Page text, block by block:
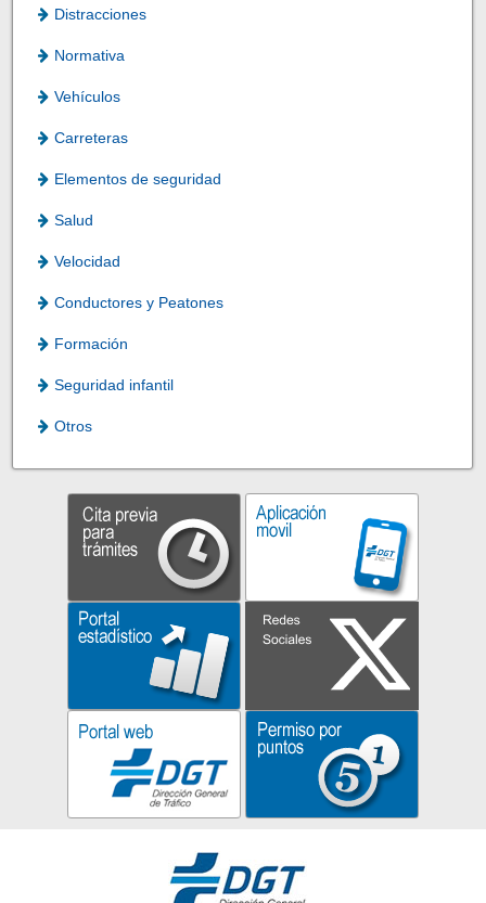
Distracciones
Normativa
Vehículos
Carreteras
Elementos de seguridad
Salud
Velocidad
Conductores y Peatones
Formación
Seguridad infantil
Otros